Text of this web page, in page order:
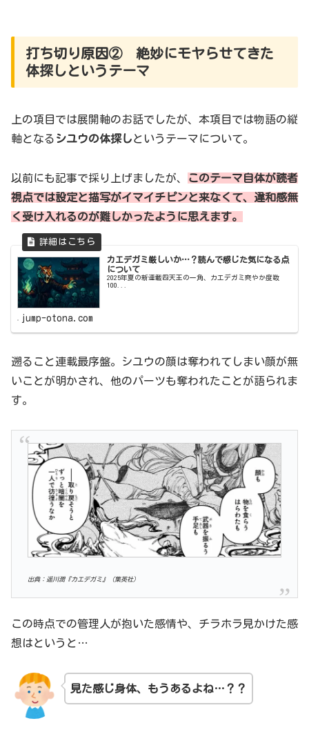
打ち切り原因② 絶妙にモヤらせてきた
体探しというテーマ
上の項目では展開軸のお話でしたが、本項目では物語の縦
軸となる シユウの体探しというテーマについて。
以前にも記事で採り上げましたが、
このテーマ自体が読者
視点では設定と描写がイマイチ ピンと来なくて、違和感無
く受け入れるのが難しかったように思えます。
カエデガミ厳しいか…？読んで感じた気になる点
について
2025年夏の新連載四天王の一角、カエデガミ爽やか度数
100...
jump-otona.com
遡ること連載最序盤。シユウの顔は奪われてしまい顔が無
いことが明かされ、他のパーツも奪われたことが語られま
す。
出典：遥川潤『カエデガミ』（集英社）
この時点での管理人が抱いた感情や、チラホラ見かけた感
想はというと…
見た感じ身体、もうあるよね…？？